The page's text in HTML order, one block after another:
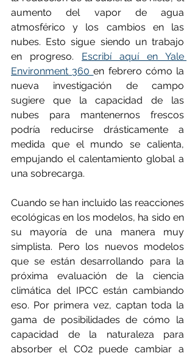
aumento del vapor de agua
atmosférico y los cambios en las
nubes. Esto sigue siendo un trabajo
en progreso. Escribí aquí en Yale
Environment 360 en febrero cómo la
nueva investigación de campo
sugiere que la capacidad de las
nubes para mantenernos frescos
podría reducirse drásticamente a
medida que el mundo se calienta,
empujando el calentamiento global a
una sobrecarga.
Cuando se han incluido las reacciones
ecológicas en los modelos, ha sido en
su mayoría de una manera muy
simplista. Pero los nuevos modelos
que se están desarrollando para la
próxima evaluación de la ciencia
climática del IPCC están cambiando
eso. Por primera vez, captan toda la
gama de posibilidades de cómo la
capacidad de la naturaleza para
absorber el CO2 puede cambiar a